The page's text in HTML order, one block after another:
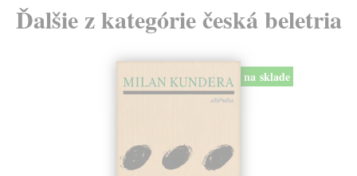
Ďalšie z kategórie česká beletria
na sklade